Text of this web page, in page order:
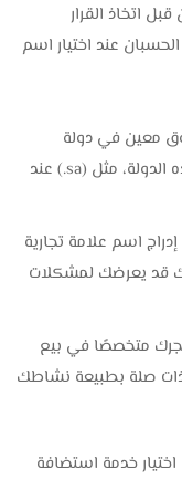
اتخاذ القرار
عند اختيار اسم
معين في دولة
بعينها، يفضل استخدام الامتداد الخاص بهذه الدولة، مثل (sa.) عند
اسم علامة تجارية
قد يعرضك لمشكلات
متخصصًا في بيع
ذات صلة بطبيعة نشاطك
خدمة استضافة